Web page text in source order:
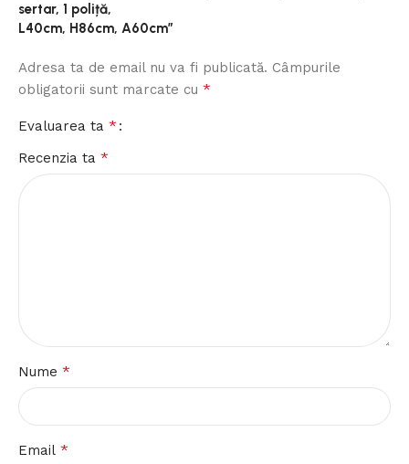
sertar, 1 poliță,
L40cm, H86cm, A60cm”
Adresa ta de email nu va fi publicată. Câmpurile
obligatorii sunt marcate cu *
Evaluarea ta *
Recenzia ta *
Nume *
Email *